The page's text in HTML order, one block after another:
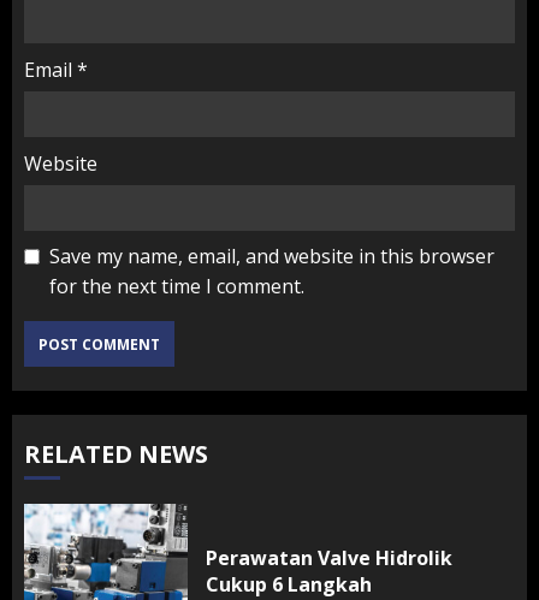
Email *
Website
Save my name, email, and website in this browser
for the next time I comment.
RELATED NEWS
Perawatan Valve Hidrolik
Cukup 6 Langkah